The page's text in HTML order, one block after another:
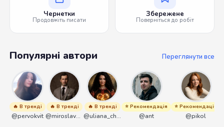
Чернетки
Продовжіть писати
Збережене
Поверніться до робіт
Популярні автори Переглянути все
🔥 В тренді
@pervokvit
🔥 В тренді
@miroslavmaniyk
🔥 В тренді
@uliana_chernenko
⭐ Рекомендація
@ant
⭐ Рекомендація
@pikol